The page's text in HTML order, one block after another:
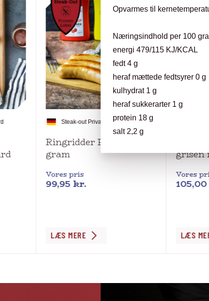
Opvarmes til
Næringsindhold per 100
energi 479/115 KJ/KCAL
fedt 4 g
heraf mættede fedtsyrer 0 g
kulhydrat 1 g
heraf sukkerarter 1 g
protein 18 g
salt 2,2 g
Steak-out Private Label
Ringridder Pølser. 500
gram
Vores pris
99,95 kr.
LÆS MERE
grisen
Vores
105,00
Dette
LÆS